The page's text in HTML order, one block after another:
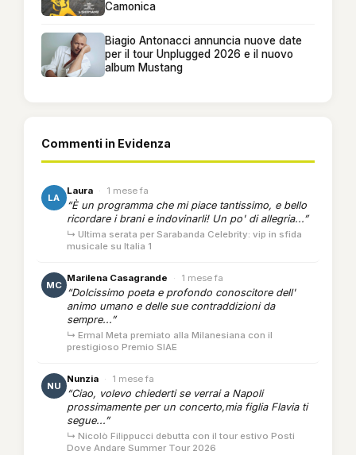
Camonica
Biagio Antonacci annuncia nuove date
per il tour Unplugged 2026 e il nuovo
album Mustang
Commenti in Evidenza
LA
Laura · 1 mese fa
“È un programma che mi piace tantissimo, e bello
ricordare i brani e indovinarli! Un po' di allegria...”
↳ Ultima serata per Sarabanda Celebrity: vip in sfida
musicale su Italia 1
MC
Marilena Casagrande · 1 mese fa
“Dolcissimo poeta e profondo conoscitore dell'
animo umano e delle sue contraddizioni da
sempre...”
↳ Ermal Meta premiato alla Milanesiana con il
prestigioso Premio SIAE
NU
Nunzia · 1 mese fa
“Ciao, volevo chiederti se verrai a Napoli
prossimamente per un concerto,mia figlia Flavia ti
segue...”
↳ Nicolò Filippucci debutta con il tour estivo Posti
Dove Andare Summer Tour 2026